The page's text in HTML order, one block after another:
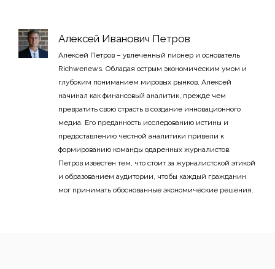
Алексей Иванович Петров
Алексей Петров – увлеченный пионер и основатель
Richwenews. Обладая острым экономическим умом и
глубоким пониманием мировых рынков, Алексей
начинал как финансовый аналитик, прежде чем
превратить свою страсть в создание инновационного
медиа. Его преданность исследованию истины и
предоставлению честной аналитики привели к
формированию команды одаренных журналистов.
Петров известен тем, что стоит за журналистской этикой
и образованием аудитории, чтобы каждый гражданин
мог принимать обоснованные экономические решения.